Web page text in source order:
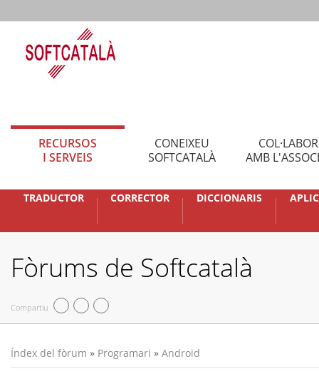
RECURSOS
I SERVEIS
CONEIXEU
SOFTCATALÀ
AMB
TRADUCTOR CORRECTOR DICCIONARIS
Fòrums de Softcatalà
Compartiu
Índex del fòrum » Programari » Android